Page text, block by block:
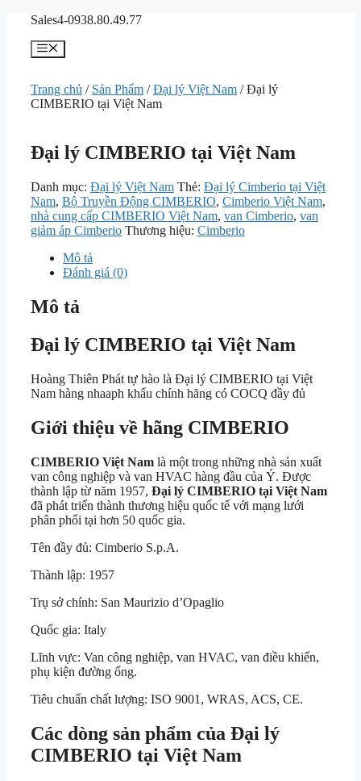
Chuyển
dung
Sales4-0938.80.49.77
Menu
Trang chủ / Sản Phẩm /Đại lý Việt Nam / Đại lý
CIMBERIO tại Việt Nam
Đại lý CIMBERIO tại Việt Nam
Danh mục: Đại lý Việt Nam Thẻ: Đại lý Cimberio tại Việt
Nam, Bộ Truyền Động CIMBERIO, Cimberio Việt Nam,
nhà cung cấp CIMBERIO Việt Nam, van Cimberio, van
giảm áp Cimberio Thương hiệu: Cimberio
Mô tả
Đánh giá (0)
Mô tả
Đại lý CIMBERIO tại Việt Nam
Hoàng Thiên Phát tự hào là Đại lý CIMBERIO tại Việt
Nam hàng nhaaph khẩu chính hãng có COCQ đầy đủ
Giới thiệu về hãng CIMBERIO
CIMBERIO Việt Nam là một trong những nhà sản xuất
van công nghiệp và van HVAC hàng đầu của Ý. Được
thành lập từ năm 1957, Đại lý CIMBERIO tại Việt Nam
đã phát triển thành thương hiệu quốc tế với mạng lưới
phân phối tại hơn 50 quốc gia.
Tên đầy đủ: Cimberio S.p.A.
Thành lập: 1957
Trụ sở chính: San Maurizio d’Opaglio
Quốc gia: Italy
Lĩnh vực: Van công nghiệp, van HVAC, van điều khiển,
phụ kiện đường ống.
Tiêu chuẩn chất lượng: ISO 9001, WRAS, ACS, CE.
Các dòng sản phẩm của Đại lý
CIMBERIO tại Việt Nam